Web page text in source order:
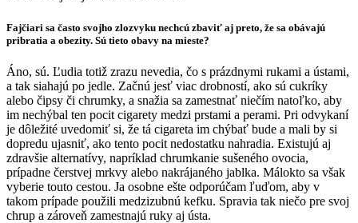
Fajčiari sa často svojho zlozvyku nechcú zbaviť aj preto, že sa obávajú
pribratia a obezity. Sú tieto obavy na mieste?
Áno, sú. Ľudia totiž zrazu nevedia, čo s prázdnymi rukami a ústami,
a tak siahajú po jedle. Začnú jesť viac drobností, ako sú cukríky
alebo čipsy či chrumky, a snažia sa zamestnať niečím natoľko, aby
im nechýbal ten pocit cigarety medzi prstami a perami. Pri odvykaní
je dôležité uvedomiť si, že tá cigareta im chýbať bude a mali by si
dopredu ujasniť, ako tento pocit nedostatku nahradia. Existujú aj
zdravšie alternatívy, napríklad chrumkanie sušeného ovocia,
prípadne čerstvej mrkvy alebo nakrájaného jablka. Málokto sa však
vyberie touto cestou. Ja osobne ešte odporúčam ľuďom, aby v
takom prípade použili medzizubnú kefku. Spravia tak niečo pre svoj
chrup a zároveň zamestnajú ruky aj ústa.